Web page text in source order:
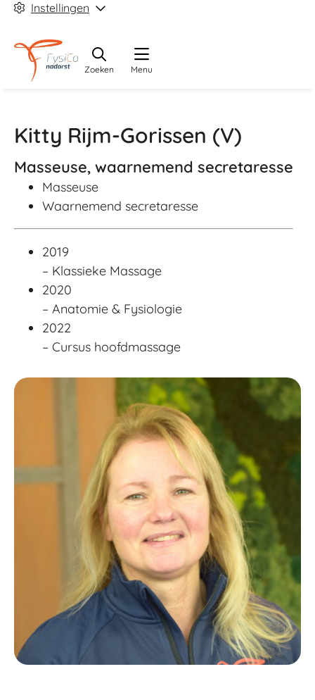
Instellingen
Menu
Zoeken
Kitty Rijm-Gorissen (V)
Masseuse, waarnemend secretaresse
Masseuse
Waarnemend secretaresse
2019
– Klassieke Massage
2020
– Anatomie & Fysiologie
2022
– Cursus hoofdmassage